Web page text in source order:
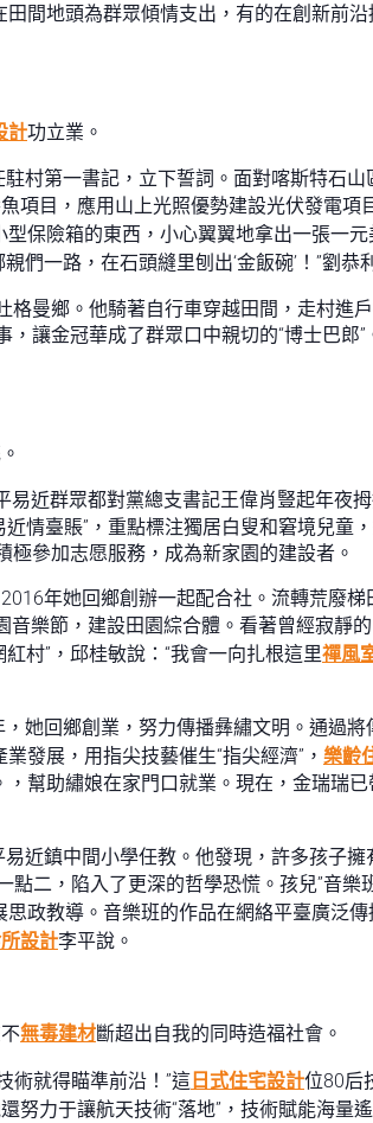
間地頭為群眾傾情支出，有的在創新前
計功立業。
村第一書記，立下誓詞。面對喀斯特石
項目，應用山上光照優勢建設光伏發電
保險箱的東西，小心翼翼地拿出一張一元
們一路，在石頭縫里刨出‘金飯碗’！”劉恭
曼鄉。他騎著自行車穿越田間，走村進
讓金冠華成了群眾口中親切的“博士巴郎
易近群眾都對黨總支書記王偉肖豎起年夜
情臺賬”，重點標注獨居白叟和窘境兒童
參加志愿服務，成為新家園的建設者。
年她回鄉創辦一起配合社。流轉荒廢
音樂節，建設田園綜合體。看著曾經寂靜
村”，邱桂敏說：“我會一向扎根這里禪風
她回鄉創業，努力傳播彝繡文明。通過將
發展，用指尖技藝催生“指尖經濟”， 樂齡
幫助繡娘在家門口就業。現在，金瑞瑞
近鎮中間小學任教。他發現，許多孩子
點二，陷入了更深的哲學恐慌。孩兒”音
思政教導。音樂班的作品在網絡平臺廣泛
設計李平說。
無毒建材斷超出自我的同時造福社會。
術就得瞄準前沿！”這 日式住宅設計位80后
努力于讓航天技術“落地”，技術賦能海量